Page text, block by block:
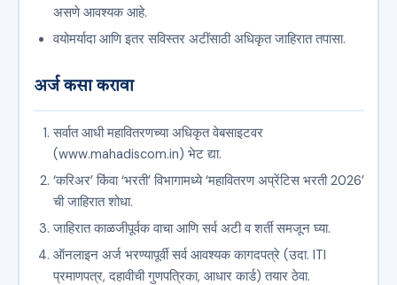
असणे आवश्यक आहे.
वयोमर्यादा आणि इतर सविस्तर अटींसाठी अधिकृत जाहिरात तपासा.
अर्ज कसा करावा
सर्वात आधी महावितरणच्या अधिकृत वेबसाइटवर
(www.mahadiscom.in) भेट द्या.
‘करिअर’ किंवा ‘भरती’ विभागामध्ये ‘महावितरण अप्रेंटिस भरती 2026’
ची जाहिरात शोधा.
जाहिरात काळजीपूर्वक वाचा आणि सर्व अटी व शर्ती समजून घ्या.
ऑनलाइन अर्ज भरण्यापूर्वी सर्व आवश्यक कागदपत्रे (उदा. ITI
प्रमाणपत्र, दहावीची गुणपत्रिका, आधार कार्ड) तयार ठेवा.